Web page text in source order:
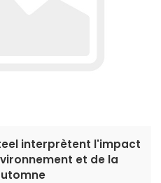
interprètent l'impact
et de la